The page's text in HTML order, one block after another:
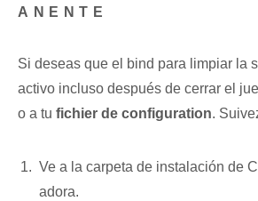
ANENTE
Si deseas‌ que⁢ el bind para limpiar la
activo incluso​ después de cerrar el
o a tu fichier de configuration.
Ve a la carpeta de instalación ⁤de
adora.